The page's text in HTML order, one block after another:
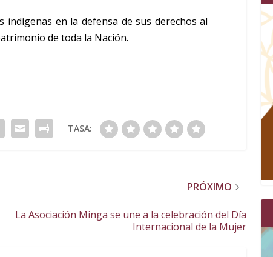
en la defensa de sus derechos al
de toda la Nación.
TASA:
PRÓXIMO
La Asociación Minga se une a la celebración del Día
Internacional de la Mujer